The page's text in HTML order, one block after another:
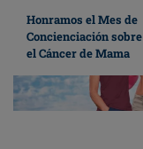
Honramos el Mes de
Concienciación sobre
el Cáncer de Mama